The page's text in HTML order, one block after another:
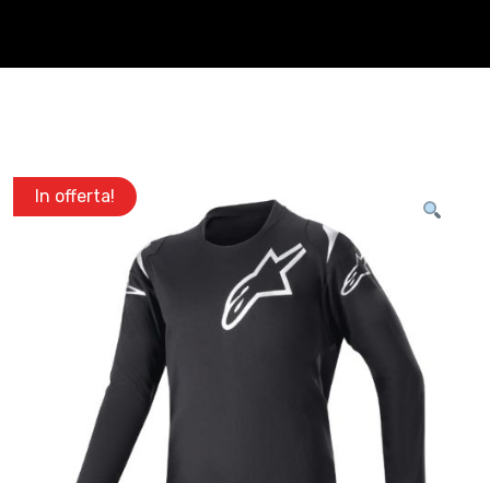
In offerta!